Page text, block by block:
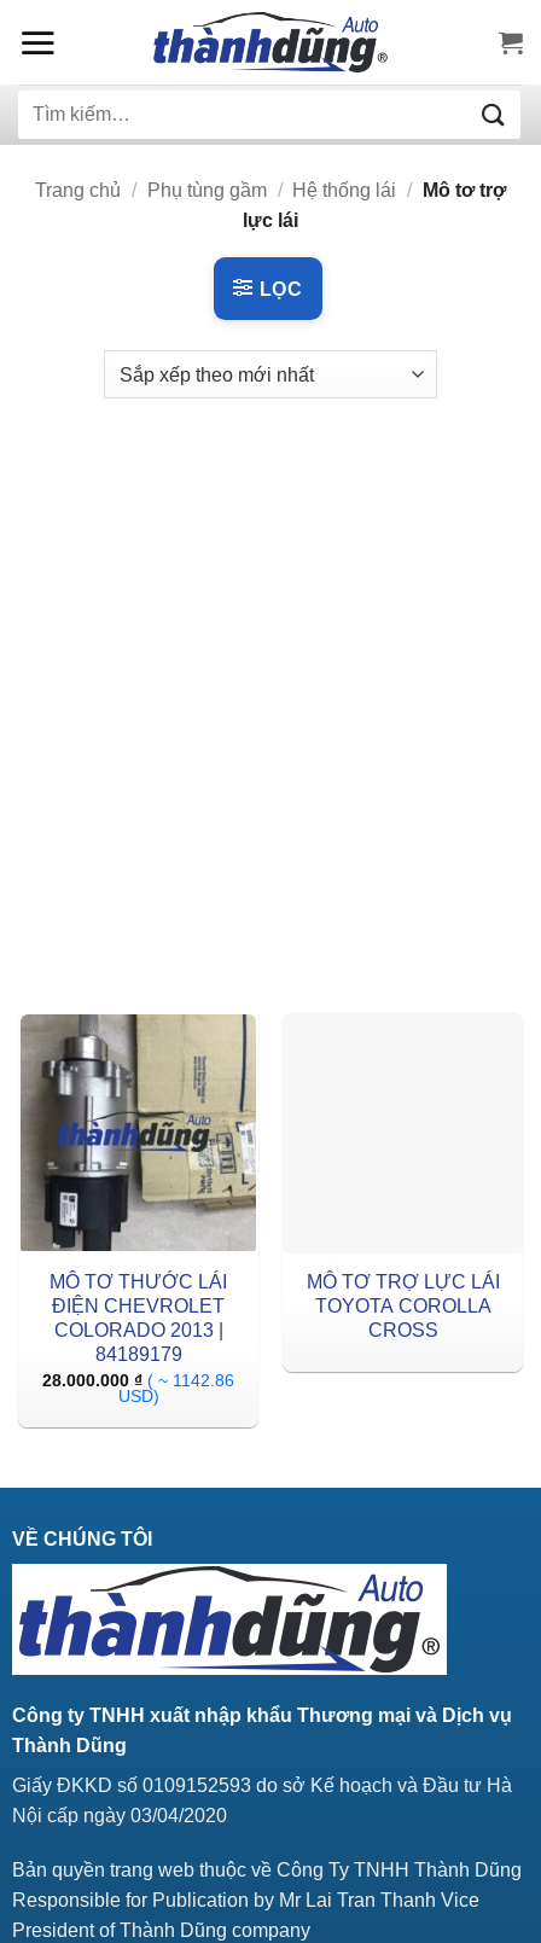
qua
dung
Tìm
Trang chủ / Phụ tùng gầm / Hệ thống lái /
Mô tơ trợ
lực lái
LỌC
MÔ TƠ THƯỚC LÁI
ĐIỆN CHEVROLET
COLORADO 2013 |
84189179
28.000.000 ₫ ( ~ 1142.86
USD)
MÔ TƠ TRỢ LỰC LÁI
TOYOTA COROLLA
CROSS
VỀ CHÚNG TÔI
Công ty TNHH xuất nhập khẩu Thương mại và Dịch vụ
Thành Dũng
Giấy ĐKKD số 0109152593 do sở Kế hoạch và Đầu tư Hà
Nội cấp ngày 03/04/2020
Bản quyền trang web thuộc về Công Ty TNHH Thành Dũng
Responsible for Publication by Mr Lai Tran Thanh Vice
President of Thành Dũng company